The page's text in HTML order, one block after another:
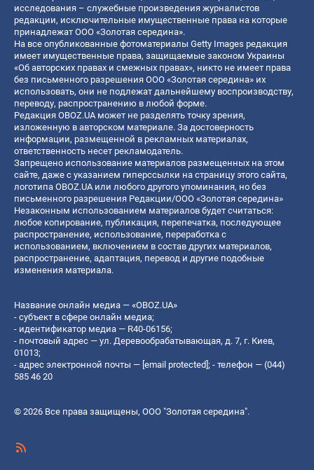
исследования – служебные произведения журналистов
редакции, исключительные имущественные права на которые
принадлежат ООО «Золотая середина».
На все опубликованные фотоматериалы Getty Images редакция
имеет имущественные права, защищаемые законом Украины
«Об авторских правах и смежных правах», никто не имеет права
без письменного разрешения ООО «Золотая середина» их
использовать, они не подлежат дальнейшему воспроизводству,
переводу, распространению в любой форме.
Редакция OBOZ.UA может не разделять точку зрения,
изложенную в авторском материале. За достоверность
информации, размещенной в рекламных материалах,
ответственность несет рекламодатель.
Запрещено использование материалов размещенных на этом
сайте, даже с указанием гиперссылки на страницу этого сайта,
логотипа OBOZ.UA или любого другого упоминания, но без
письменного разрешения Редакции/ООО «Золотая середина»
Незаконным использованием материалов будет считаться:
любое копирование, публикация, перепечатка, последующее
распространение, использование, переработка с
использованием, включением в состав других материалов,
распространение, адаптация, перевод и другие подобные
изменения материала.
Название онлайн медиа — «OBOZ.UA»
- субъект в сфере онлайн медиа;
- идентификатор медиа — R40-06156;
- почтовый адрес — ул. Деревообрабатывающая, д. 7, г. Киев,
01013;
- адрес электронной почты — [email protected]; - телефон — (044)
585 46 20
© 2026 Все права защищены, ООО "Золотая середина".